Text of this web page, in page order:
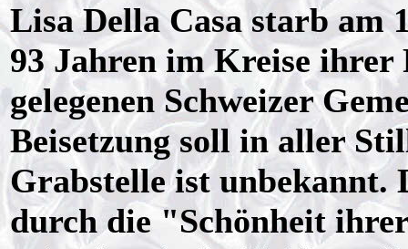
Lisa Della Casa starb am
93 Jahren im Kreise
gelegenen Schweizer
Beisetzung soll in aller
Grabstelle ist unbekannt.
durch die "Schönheit